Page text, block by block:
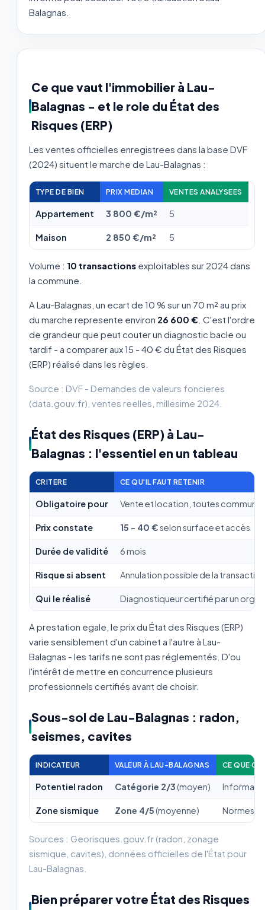
Balagnas.
Ce que vaut l'immobilier à Lau-
Balagnas - et le role du État des
Risques (ERP)
Les ventes officielles enregistrees dans la base DVF
(2024) situent le marche de Lau-Balagnas :
TYPE DE BIEN PRIX MEDIAN VENTES ANALYSEES
Appartement 3 800 €/m² 5
Maison 2 850 €/m² 5
Volume : 10 transactions exploitables sur 2024 dans
la commune.
A Lau-Balagnas, un ecart de 10 % sur un 70 m² au prix
du marche represente environ 26 600 € . C'est l'ordre
de grandeur que peut couter un diagnostic bacle ou
tardif - a comparer aux 15 - 40 € du État des Risques
(ERP) réalisé dans les règles.
Source : DVF - Demandes de valeurs foncieres
(data.gouv.fr), ventes reelles, millesime 2024.
État des Risques (ERP) à Lau-
Balagnas : l'essentiel en un tableau
CRITERE CE QU'IL FAUT RETENIR
Obligatoire pour Vente et location, toutes
Prix constate 15 - 40 €selon surface et accès
Durée de validité 6 mois
Risque si absent Annulation possible de la transaction
Qui le réalisé Diagnostiqueur certifié par un
A prestation egale, le prix du État des Risques (ERP)
varie sensiblement d'un cabinet a l'autre à Lau-
Balagnas - les tarifs ne sont pas réglementés. D'ou
l'intérêt de mettre en concurrence plusieurs
professionnels certifiés avant de choisir.
Sous-sol de Lau-Balagnas : radon,
seismes, cavites
INDICATEUR VALEUR À LAU-BALAGNAS CE QUE
Potentiel radon Catégorie 2/3(moyen)
Zone sismique Zone 4/5(moyenne) Normes
Sources : Georisques.gouv.fr (radon, zonage
sismique, cavites), données officielles de l'État pour
Lau-Balagnas.
Bien préparer votre État des Risques